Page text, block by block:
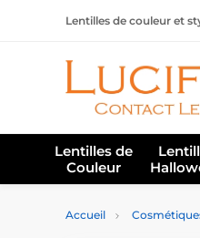
Lentilles de couleur et
Lentilles de
Couleur
Accueil